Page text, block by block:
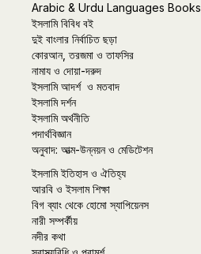
Arabic & Urdu Languages Books
ইসলামি বিবিধ বই
দুই বাংলার নির্বাচিত ছড়া
কোরআন, তরজমা ও তাফসির
নামায ও দোয়া-দরুদ
ইসলামি আদর্শ ও মতবাদ
ইসলামি দর্শন
ইসলামি অর্থনীতি
পদার্থবিজ্ঞান
অনুবাদ: আত্ম-উন্নয়ন ও মেডিটেশন
ইসলামি ইতিহাস ও ঐতিহ্য
আরবি ও ইসলাম শিক্ষা
বিগ ব্যাং থেকে হোমো স্যাপিয়েনস
নারী সম্পর্কীয়
নদীর কথা